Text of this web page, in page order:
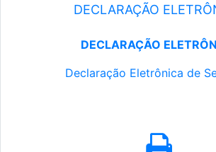
DECLARAÇÃO
DECLARAÇÃO
Declaração Eletrônica de